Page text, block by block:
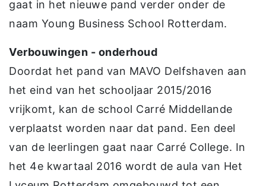
gaat in het nieuwe pand verder onder de
naam Young Business School Rotterdam.
Verbouwingen - onderhoud
Doordat het pand van MAVO Delfshaven aan
het eind van het schooljaar 2015/2016
vrijkomt, kan de school Carré Middellande
verplaatst worden naar dat pand. Een deel
van de leerlingen gaat naar Carré College. In
het 4e kwartaal 2016 wordt de aula van Het